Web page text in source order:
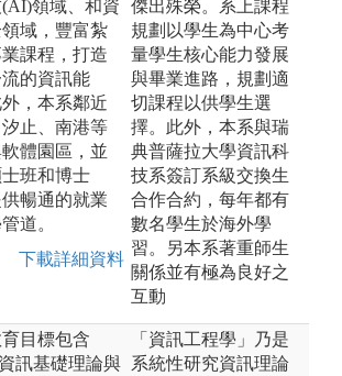
領域、和資
域，豐富紮
課程，打造
的資訊能
，本系鄰近
止、南港等
體園區，並
班和博士
暢通的就業
道。
下載詳細資料
傑出殊榮。系上課程
規劃以學生為中心考
量學生核心能力發展
與畢業進路，規劃適
切課程以供學生選
擇。此外，本系與瑞
典普薩拉大學資訊科
技系簽訂系級交換生
合作合約，每年都有
數名學生於海外學
習。另本系著重師生
關係並有極為良好之
互動
目標包含
訊基礎理論與
「資訊工程學」乃是
系統性研究資訊理論